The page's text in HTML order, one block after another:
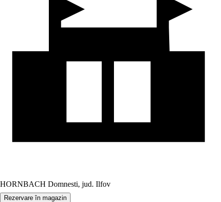
HORNBACH Domnesti, jud. Ilfov
Rezervare în magazin